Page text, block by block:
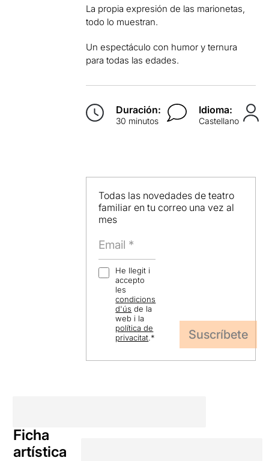
La propia expresión de las marionetas,
todo lo muestran.
Un espectáculo con humor y ternura
para todas las edades.
Duración:
30 minutos
Idioma:
Castellano
Todas las novedades de teatro
familiar en tu correo una vez al
mes
He llegit i
accepto
les
condicions
d'ús de la
web i la
política de
privacitat.*
Ficha
artística